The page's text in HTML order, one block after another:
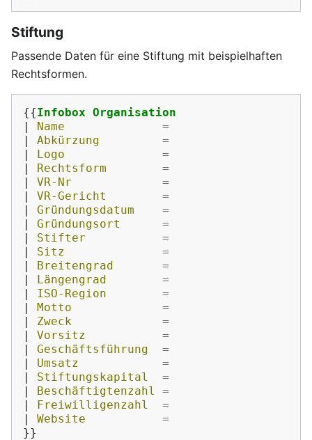
Stiftung
Passende Daten für eine Stiftung mit beispielhaften
Rechtsformen.
{{Infobox Organisation
|
Name =
|
Abkürzung =
|
Logo =
|
Rechtsform =
|
VR-Nr =
|
VR-Gericht =
|
Gründungsdatum =
|
Gründungsort =
|
Stifter =
|
Sitz =
|
Breitengrad =
|
Längengrad =
|
ISO-Region =
|
Motto =
|
Zweck =
|
Vorsitz =
|
Geschäftsführung =
|
Umsatz =
|
Stiftungskapital =
|
Beschäftigtenzahl =
|
Freiwilligenzahl =
|
Website =
}}